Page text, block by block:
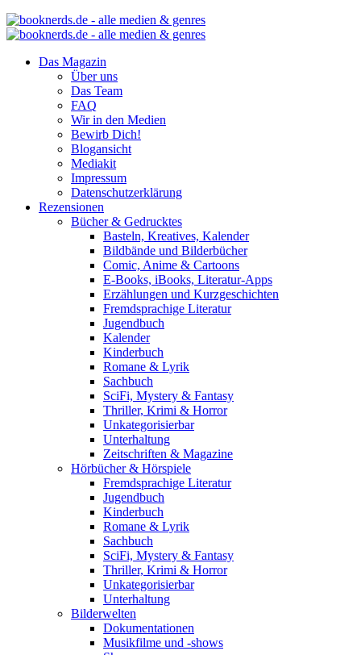
Das Magazin
Über uns
Das Team
FAQ
Wir in den Medien
Bewirb Dich!
Blogansicht
Mediakit
Impressum
Datenschutzerklärung
Rezensionen
Bücher & Gedrucktes
Basteln, Kreatives, Kalender
Bildbände und Bilderbücher
Comic, Anime & Cartoons
E-Books, iBooks, Literatur-Apps
Erzählungen und Kurzgeschichten
Fremdsprachige Literatur
Jugendbuch
Kalender
Kinderbuch
Romane & Lyrik
Sachbuch
SciFi, Mystery & Fantasy
Thriller, Krimi & Horror
Unkategorisierbar
Unterhaltung
Zeitschriften & Magazine
Hörbücher & Hörspiele
Fremdsprachige Literatur
Jugendbuch
Kinderbuch
Romane & Lyrik
Sachbuch
SciFi, Mystery & Fantasy
Thriller, Krimi & Horror
Unkategorisierbar
Unterhaltung
Bilderwelten
Dokumentationen
Musikfilme und -shows